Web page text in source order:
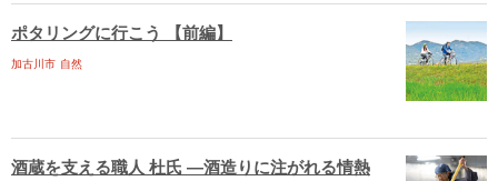
ポタリングに行こう 【前編】
加古川市 自然
酒蔵を支える職人 杜氏 ―酒造りに注がれる情熱